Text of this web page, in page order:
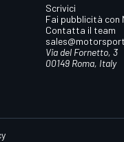
Scrivici
Fai pubblicità
Contatta il team
Via del Fornetto, 3
00149 Roma, Italy